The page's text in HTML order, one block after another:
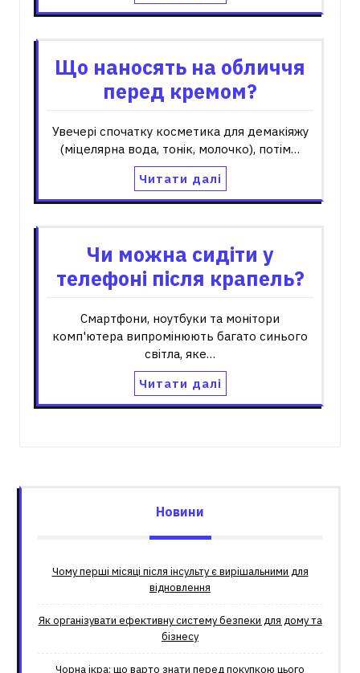
Що наносять на обличчя
перед кремом?
Увечері спочатку косметика для демакіяжу
(міцелярна вода, тонік, молочко), потім…
Читати далі
Чи можна сидіти у
телефоні після крапель?
Смартфони, ноутбуки та монітори
комп'ютера випромінюють багато синього
світла, яке…
Читати далі
Новини
Чому перші місяці після інсульту є вирішальними для
відновлення
Як організувати ефективну систему безпеки для дому та
бізнесу
Чорна ікра: що варто знати перед покупкою цього